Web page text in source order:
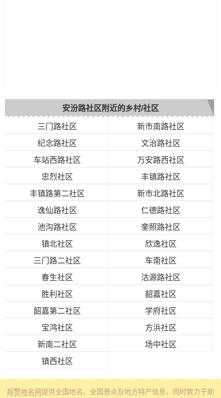
安汾路社区附近的乡村/社区
三门路社区
新市南路社区
纪念路社区
文治路社区
车站西路社区
万安路西社区
忠烈社区
丰镇路社区
丰镇路第二社区
新市北路社区
逸仙路社区
仁德路社区
池沟路社区
奎照路社区
镇北社区
欣逸社区
三门路二社区
车南社区
春生社区
沽源路社区
胜利社区
韶嘉社区
韶嘉第二社区
学府社区
宝鸿社区
方浜社区
新南二社区
场中社区
镇西社区
超赞地名网提供全国地名、全国景点及地方特产信息 ，同时致力于助